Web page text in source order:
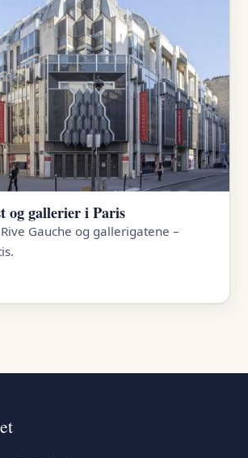
og gallerier i Paris
Gauche og gallerigatene –